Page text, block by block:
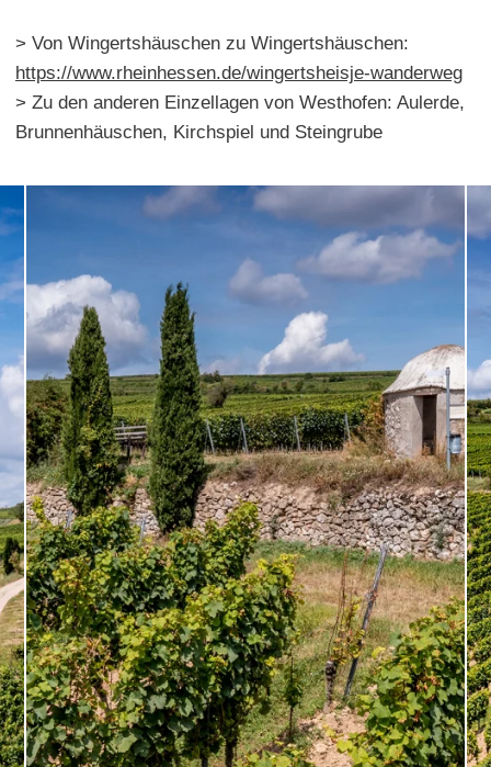
> Von Wingertshäuschen zu Wingertshäuschen:
https://www.rheinhessen.de/wingertsheisje-wanderweg
> Zu den anderen Einzellagen von Westhofen: Aulerde,
Brunnenhäuschen, Kirchspiel und Steingrube